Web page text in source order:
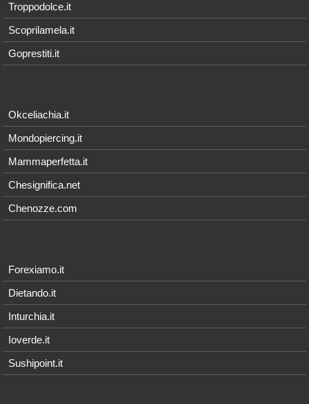
Troppodolce.it
Scoprilamela.it
Goprestiti.it
Okceliachia.it
Mondopiercing.it
Mammaperfetta.it
Chesignifica.net
Chenozze.com
Forexiamo.it
Dietando.it
Inturchia.it
Ioverde.it
Sushipoint.it